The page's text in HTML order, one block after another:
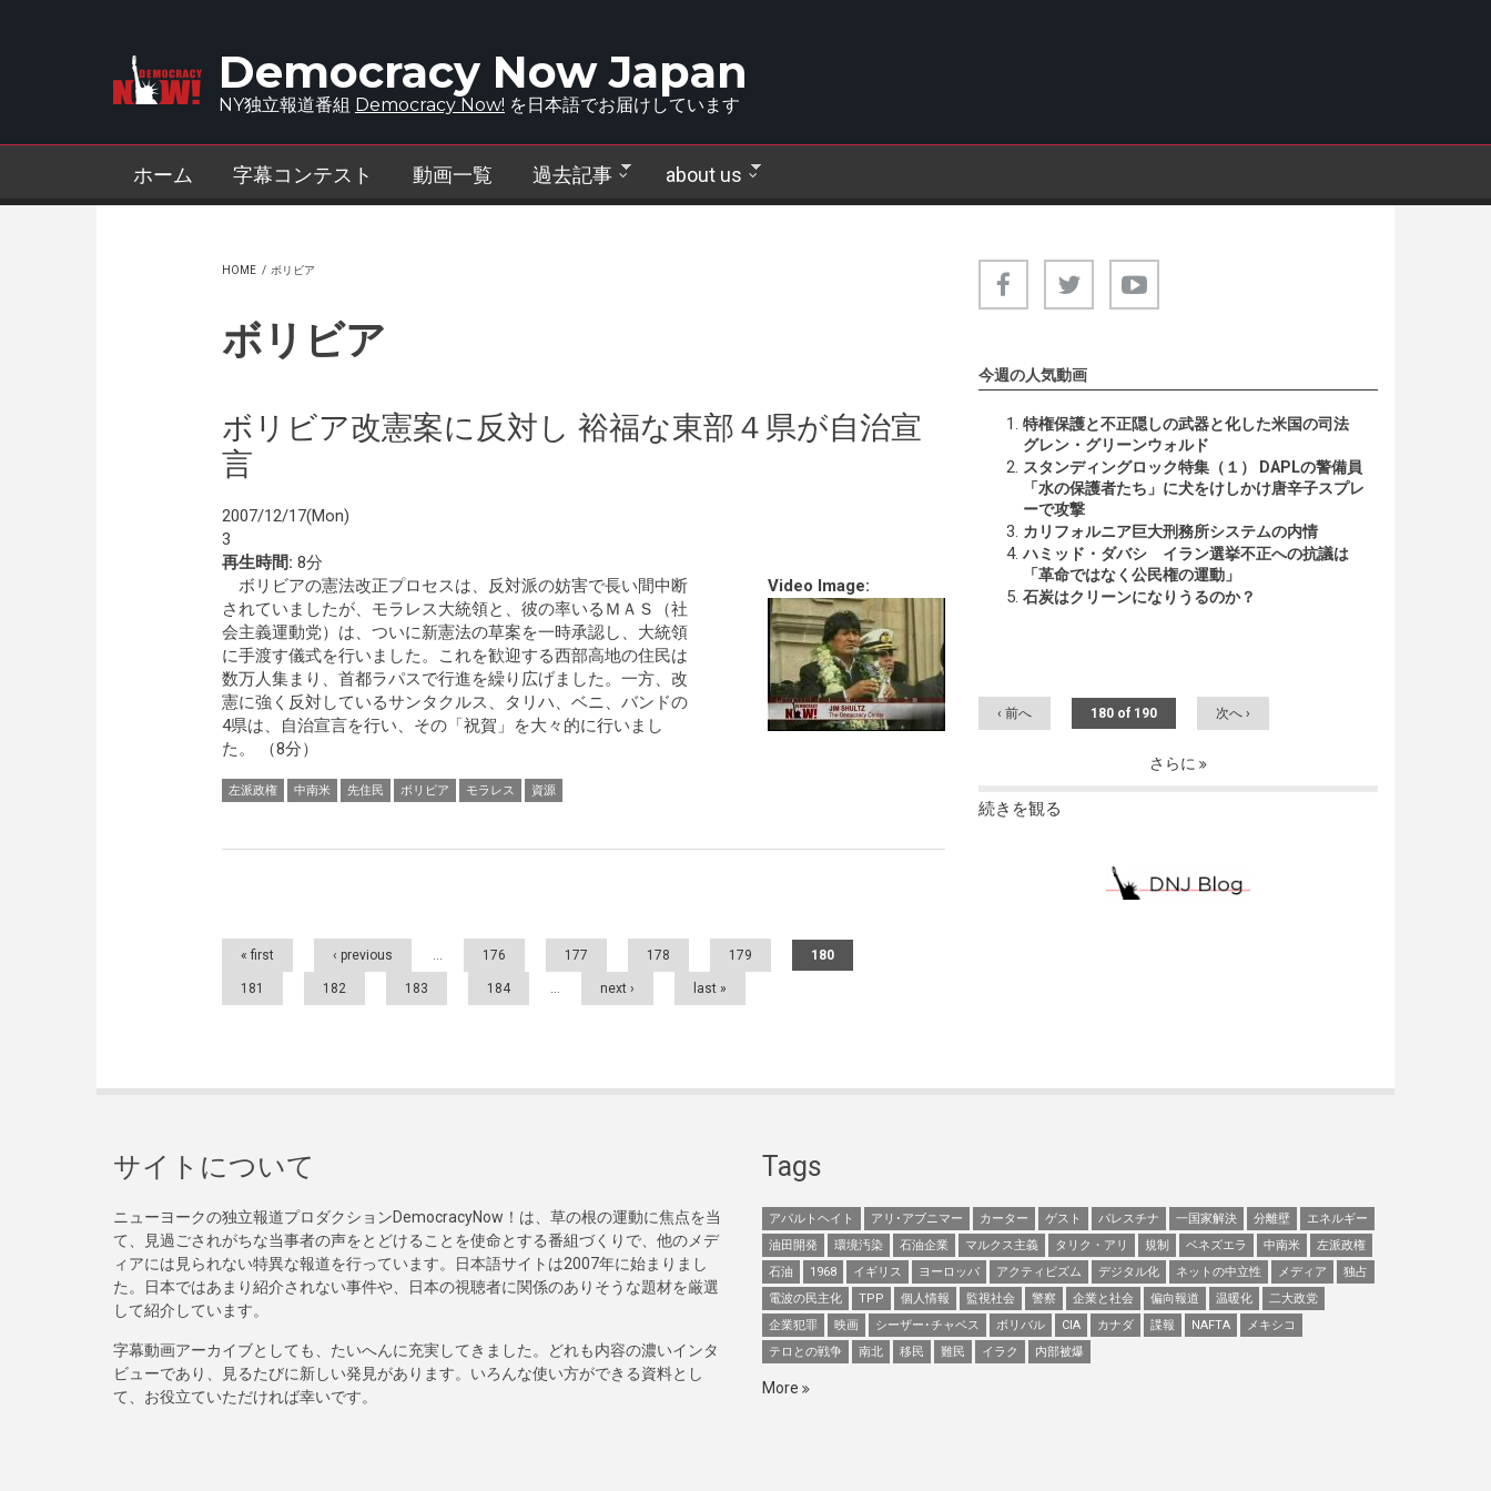
Democracy Now Japan
NY独立報道番組 Democracy Now! を日本語でお届けしています
ホーム 字幕コンテスト 動画一覧 過去記事 about us
HOME / ボリビア
ボリビア
ボリビア改憲案に反対し 裕福な東部４県が自治宣
言
2007/12/17(Mon)
3
再生時間: 8分
Video Image:
ボリビアの憲法改正プロセスは、反対派の妨害で長い間中断
されていましたが、モラレス大統領と、彼の率いるＭＡＳ（社
会主義運動党）は、ついに新憲法の草案を一時承認し、大統領
に手渡す儀式を行いました。これを歓迎する西部高地の住民は
数万人集まり、首都ラパスで行進を繰り広げました。一方、改
憲に強く反対しているサンタクルス、タリハ、ベニ、バンドの
4県は、自治宣言を行い、その「祝賀」を大々的に行いまし
た。 （8分）
左派政権 中南米 先住民 ボリビア モラレス 資源
Pages
« first ‹ previous … 176 177 178 179 180
181 182 183 184 … next › last »
今週の人気動画
特権保護と不正隠しの武器と化した米国の司法
グレン・グリーンウォルド
スタンディングロック特集（１） DAPLの警備員
「水の保護者たち」に犬をけしかけ唐辛子スプレ
ーで攻撃
カリフォルニア巨大刑務所システムの内情
ハミッド・ダバシ イラン選挙不正への抗議は
「革命ではなく公民権の運動」
石炭はクリーンになりうるのか？
‹ 前へ 180 of 190 次へ ›
さらに
続きを観る
サイトについて
ニューヨークの独立報道プロダクションDemocracyNow！は、草の根の運動に焦点を当
て、見過ごされがちな当事者の声をとどけることを使命とする番組づくりで、他のメデ
ィアには見られない特異な報道を行っています。日本語サイトは2007年に始まりまし
た。日本ではあまり紹介されない事件や、日本の視聴者に関係のありそうな題材を厳選
して紹介しています。
字幕動画アーカイブとしても、たいへんに充実してきました。どれも内容の濃いインタ
ビューであり、見るたびに新しい発見があります。いろんな使い方ができる資料とし
て、お役立ていただければ幸いです。
Tags
アパルトヘイト アリ･アブニマー カーター ゲスト パレスチナ 一国家解決 分離壁
エネルギー
油田開発
環境汚染 石油企業 マルクス主義 タリク・アリ 規制 ベネズエラ 中南米
左派政権
石油
1968 イギリス ヨーロッパ アクティビズム デジタル化 ネットの中立性 メディア
独占
電波の民主化
TPP 個人情報 監視社会 警察 企業と社会 偏向報道 温暖化
二大政党
企業犯罪
映画 シーザー･チャベス ボリバル CIA カナダ 諜報 NAFTA
メキシコ
テロとの戦争
南北 移民 難民 イラク 内部被爆
More